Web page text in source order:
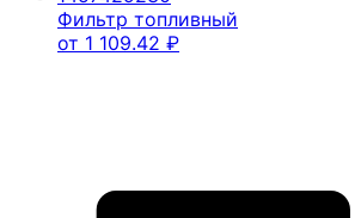
Фильтр топливный
от 1 109.42 ₽